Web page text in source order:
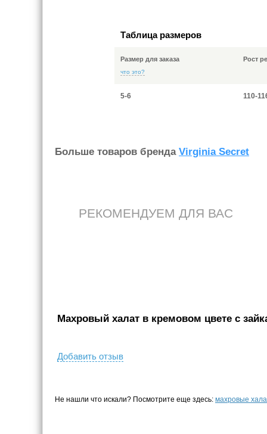
Таблица размеров
Размер для заказа
что это?
Рост
5-6 110-
Больше товаров бренда Virginia Secret
РЕКОМЕНДУЕМ ДЛЯ ВАС
Махровый халат в кремовом цвете с
Добавить отзыв
Не нашли что искали? Посмотрите еще здесь: махровые